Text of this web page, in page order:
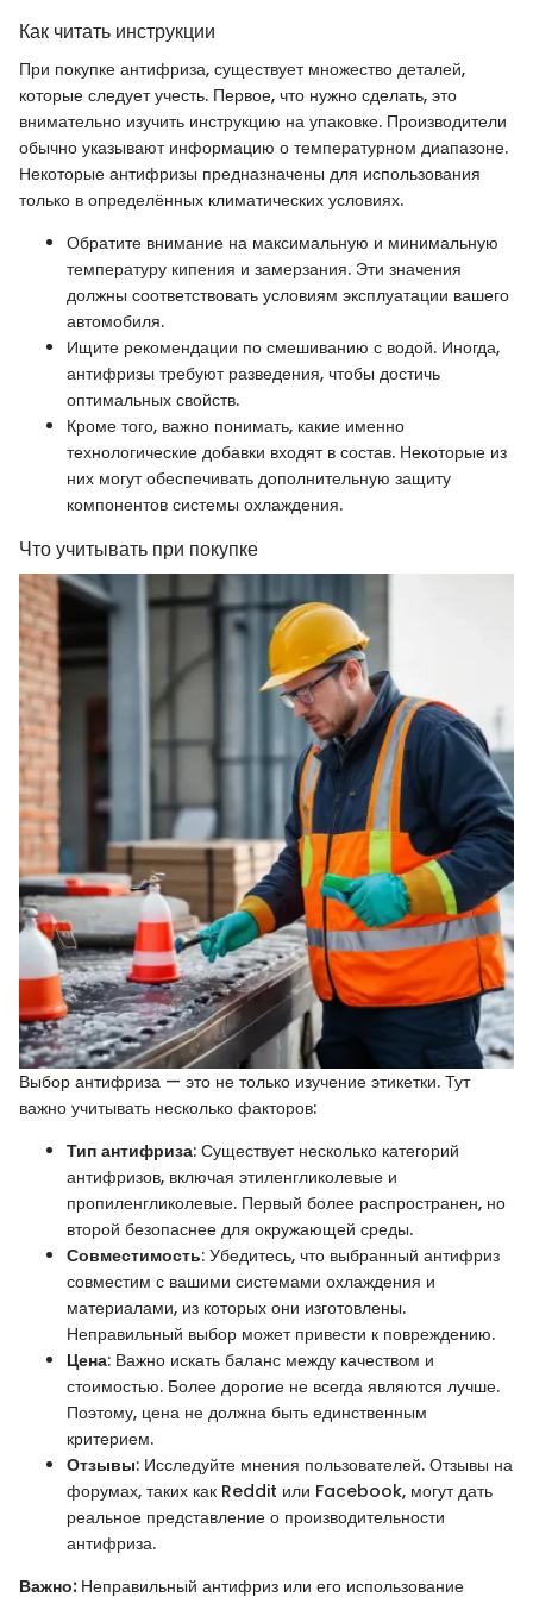
Как читать инструкции
При покупке антифриза, существует множество деталей,
которые следует учесть. Первое, что нужно сделать, это
внимательно изучить инструкцию на упаковке. Производители
обычно указывают информацию о температурном диапазоне.
Некоторые антифризы предназначены для использования
только в определённых климатических условиях.
Обратите внимание на максимальную и минимальную
температуру кипения и замерзания. Эти значения
должны соответствовать условиям эксплуатации вашего
автомобиля.
Ищите рекомендации по смешиванию с водой. Иногда,
антифризы требуют разведения, чтобы достичь
оптимальных свойств.
Кроме того, важно понимать, какие именно
технологические добавки входят в состав. Некоторые из
них могут обеспечивать дополнительную защиту
компонентов системы охлаждения.
Что учитывать при покупке
Выбор антифриза — это не только изучение этикетки. Тут
важно учитывать несколько факторов:
Тип антифриза: Существует несколько категорий
антифризов, включая этиленгликолевые и
пропиленгликолевые. Первый более распространен, но
второй безопаснее для окружающей среды.
Совместимость: Убедитесь, что выбранный антифриз
совместим с вашими системами охлаждения и
материалами, из которых они изготовлены.
Неправильный выбор может привести к повреждению.
Цена: Важно искать баланс между качеством и
стоимостью. Более дорогие не всегда являются лучше.
Поэтому, цена не должна быть единственным
критерием.
Отзывы: Исследуйте мнения пользователей. Отзывы на
форумах, таких как Reddit или Facebook, могут дать
реальное представление о производительности
антифриза.
Важно:Неправильный антифриз или его использование